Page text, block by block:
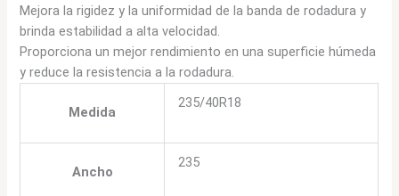
Mejora la rigidez y la uniformidad de la banda de rodadura y
brinda estabilidad a alta velocidad.
Proporciona un mejor rendimiento en una superficie húmeda
y reduce la resistencia a la rodadura.
Medida
235/40R18
Ancho
235